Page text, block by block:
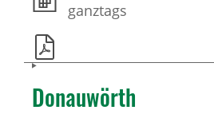
ganztags
Donauwörth